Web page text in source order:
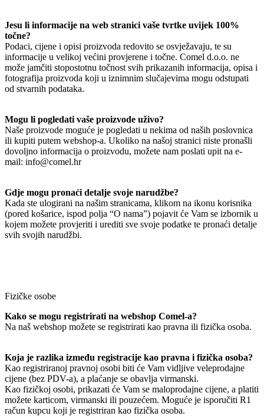
Jesu li informacije na web stranici vaše tvrtke uvijek 100%
točne?
Podaci, cijene i opisi proizvoda redovito se osvježavaju, te su
informacije u velikoj većini provjerene i točne. Comel d.o.o. ne
može jamčiti stopostotnu točnost svih prikazanih informacija, opisa i
fotografija proizvoda koji u iznimnim slučajevima mogu odstupati
od stvarnih podataka.
Mogu li pogledati vaše proizvode uživo?
Naše proizvode moguće je pogledati u nekima od naših poslovnica
ili kupiti putem webshop-a. Ukoliko na našoj stranici niste pronašli
dovoljno informacija o proizvodu, možete nam poslati upit na e-
mail: info@comel.hr
Gdje mogu pronaći detalje svoje narudžbe?
Kada ste ulogirani na našim stranicama, klikom na ikonu korisnika
(pored košarice, ispod polja “O nama”) pojavit će Vam se izbornik u
kojem možete provjeriti i urediti sve svoje podatke te pronaći detalje
svih svojih narudžbi.
Fizičke osobe
Kako se mogu registrirati na webshop Comel-a?
Na naš webshop možete se registrirati kao pravna ili fizička osoba.
Koja je razlika između registracije kao pravna i fizička osoba?
Kao registriranoj pravnoj osobi biti će Vam vidljive veleprodajne
cijene (bez PDV-a), a plaćanje se obavlja virmanski.
Kao fizičkoj osobi, prikazati će Vam se maloprodajne cijene, a platiti
možete karticom, virmanski ili pouzećem. Moguće je isporučiti R1
račun kupcu koji je registriran kao fizička osoba.